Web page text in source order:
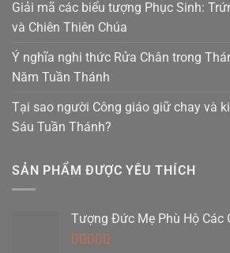
Giải mã các biểu tượng Phục Sinh:
và Chiên Thiên Chúa
Ý nghĩa nghi thức Rửa Chân trong
Năm Tuần Thánh
Tại sao người Công giáo giữ chay và
Sáu Tuần Thánh?
SẢN PHẨM ĐƯỢC YÊU THÍCH
Tượng Đức Mẹ Phù Hộ Các